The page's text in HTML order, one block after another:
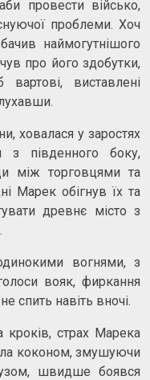
провести військо,
проблеми. Хоч
наймогутнішого
про його здобутки,
виставлені
ховалася у заростях
з південного боку,
між торговцями та
Марек обігнув їх та
древнє місто з
вогнями, з
вояк, фиркання
спить навіть вночі.
кроків, страх Марека
коконом, змушуючи
швидше боявся